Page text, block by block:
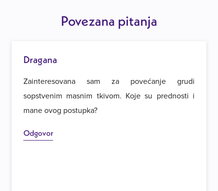
Povezana pitanja
Dragana
Zainteresovana sam za povećanje grudi
sopstvenim masnim tkivom. Koje su prednosti i
mane ovog postupka?
Odgovor